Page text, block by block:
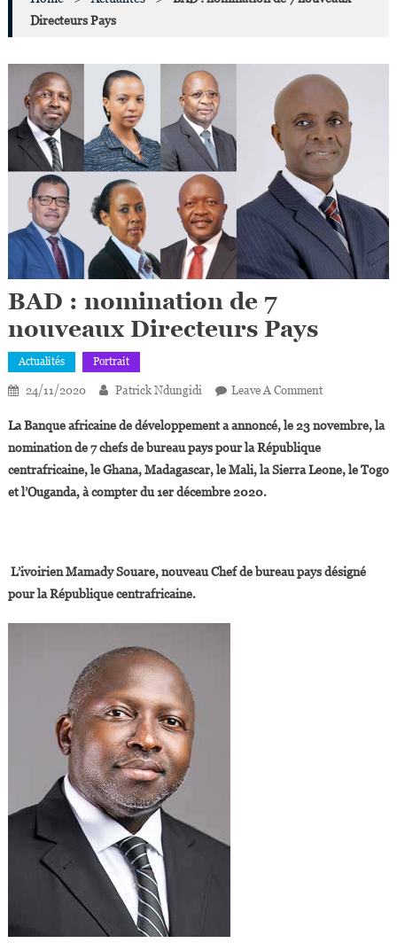
Directeurs Pays
BAD : nomination de 7
nouveaux Directeurs Pays
Actualités Portrait
24/11/2020 Patrick Ndungidi Leave A CommentOn
Nomination
7
La Banque africaine de développement a annoncé, le 23 novembre, la
nomination de 7 chefs de bureau pays pour la République
centrafricaine, le Ghana, Madagascar, le Mali, la Sierra Leone, le Togo
et l’Ouganda, à compter du 1er décembre 2020.
L’ivoirien Mamady Souare, nouveau Chef de bureau pays désigné
pour la République centrafricaine.